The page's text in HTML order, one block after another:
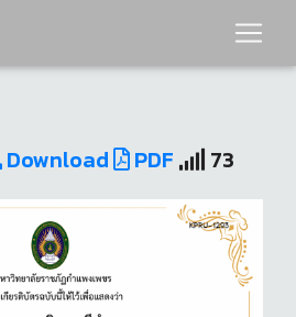
Download PDF 73